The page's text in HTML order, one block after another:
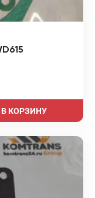
В КОРЗИНУ